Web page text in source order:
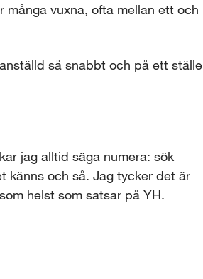
många vuxna, ofta mellan ett och
så snabbt och på ett ställe
jag alltid säga numera: sök
känns och så. Jag tycker det är
helst som satsar på YH.